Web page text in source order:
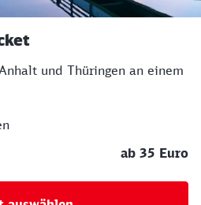
und Thüringen an einem
ab 35 Euro